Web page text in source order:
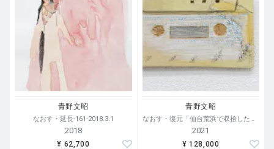
青野文昭
なおす・延長-161-2018.3.1
2018
¥ 62,700
青野文昭
2021
¥ 128,000